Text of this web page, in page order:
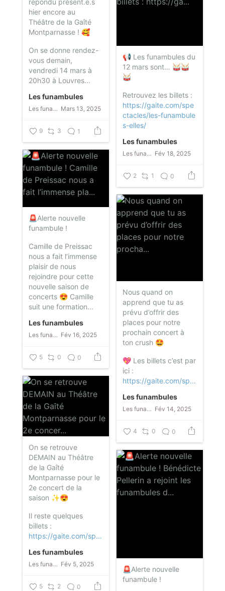
répondu présent.e.s
hier encore au
Théâtre de la Gaîté
Montparnasse ! 🥰
On se donne rendez-
vous demain,
vendredi 14 mars à
20h30 à Louvres...
Les funambules
Les funambules Mars 13, 2025
9 3 1
📢 Les funambules du
12 mars sont… 🥁🥁
🥁
Retrouvez les billets :
https://gaite.com/spe
ctacles/les-funambule
s-elles/
Les funambules
Les funambules Fév 18, 2025
2 1 0
🚨Alerte nouvelle
funambule !
Camille de Preissac
nous a fait l’immense
plaisir de nous
rejoindre pour cette
nouvelle saison de
concerts 😍 Camille
suit une formation...
Les funambules
Les funambules Fév 16, 2025
5 0 0
Nous quand on
apprend que tu as
prévu d’offrir des
places pour notre
prochain concert à
ton crush 🤩
💖 Les billets c’est par
ici :
https://gaite.com/sp...
Les funambules
Les funambules Fév 14, 2025
4 0 0
On se retrouve
DEMAIN au Théâtre
de la Gaîté
Montparnasse pour le
2e concert de la
saison ✨😍
Il reste quelques
billets :
https://gaite.com/sp...
Les funambules
Les funambules Fév 5, 2025
5 2 0
🚨Alerte nouvelle
funambule !